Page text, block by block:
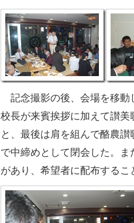
記念撮影の後、会場を移動
校長が来賓挨拶に加えて讃
と、最後は肩を組んで酪農
で中締めとして閉会した。
があり、希望者に配布するこ